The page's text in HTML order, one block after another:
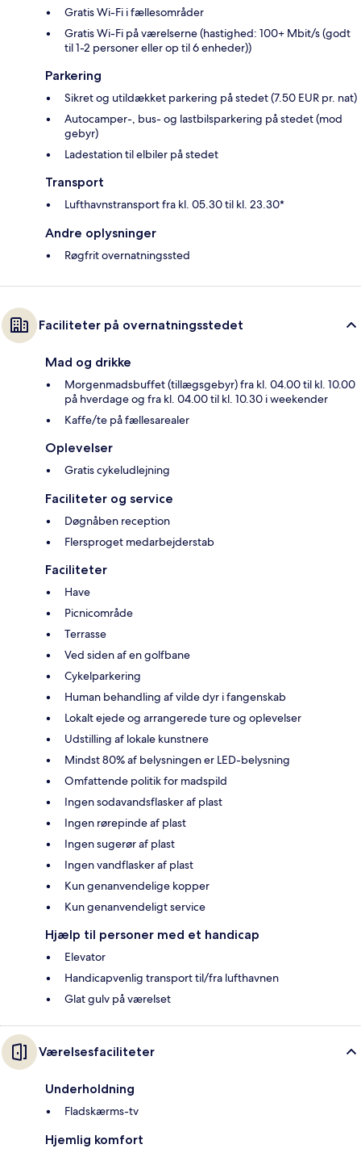
Gratis Wi-Fi i fællesområder
Gratis Wi-Fi på værelserne (hastighed: 100+ Mbit/s (godt
til 1-2 personer eller op til 6 enheder))
Parkering
Sikret og utildækket parkering på stedet (7.50 EUR pr. nat)
Autocamper-, bus- og lastbilsparkering på stedet (mod
gebyr)
Ladestation til elbiler på stedet
Transport
Lufthavnstransport fra kl. 05.30 til kl. 23.30*
Andre oplysninger
Røgfrit overnatningssted
Faciliteter på overnatningsstedet
Mad og drikke
Morgenmadsbuffet (tillægsgebyr) fra kl. 04.00 til kl. 10.00
på hverdage og fra kl. 04.00 til kl. 10.30 i weekender
Kaffe/te på fællesarealer
Oplevelser
Gratis cykeludlejning
Faciliteter og service
Døgnåben reception
Flersproget medarbejderstab
Faciliteter
Have
Picnicområde
Terrasse
Ved siden af en golfbane
Cykelparkering
Human behandling af vilde dyr i fangenskab
Lokalt ejede og arrangerede ture og oplevelser
Udstilling af lokale kunstnere
Mindst 80% af belysningen er LED-belysning
Omfattende politik for madspild
Ingen sodavandsflasker af plast
Ingen rørepinde af plast
Ingen sugerør af plast
Ingen vandflasker af plast
Kun genanvendelige kopper
Kun genanvendeligt service
Hjælp til personer med et handicap
Elevator
Handicapvenlig transport til/fra lufthavnen
Glat gulv på værelset
Værelsesfaciliteter
Underholdning
Fladskærms-tv
Hjemlig komfort